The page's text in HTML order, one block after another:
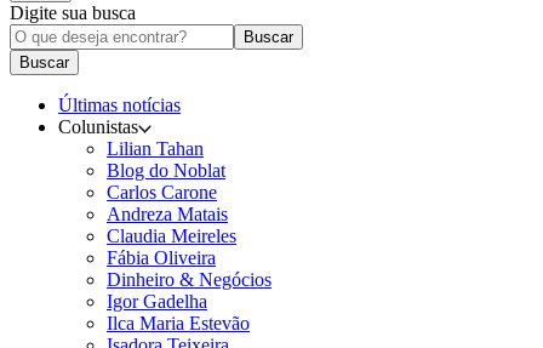
Digite sua busca
Buscar
Buscar
Últimas notícias
Colunistas
Lilian Tahan
Blog do Noblat
Carlos Carone
Andreza Matais
Claudia Meireles
Fábia Oliveira
Dinheiro & Negócios
Igor Gadelha
Ilca Maria Estevão